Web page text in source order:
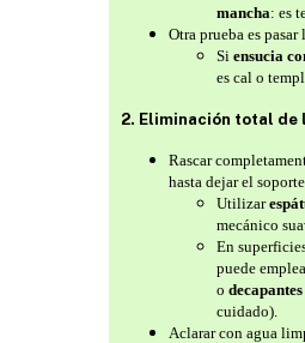
mancha: es
Otra prueba es
Si ensucia
es cal o
2. Eliminación total de
Rascar
hasta dejar el
Utilizar
mecánico
En
puede
o
cuidado).
Aclarar con agua